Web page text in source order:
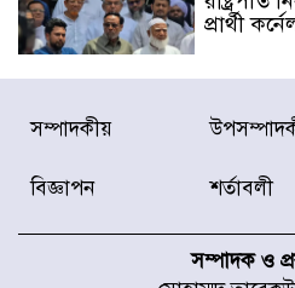
প্রার্থী
নতুন
উদ্যোগে
পরিষ্কার-
সম্পাদকীয়
বিজ্ঞাপন শর্তাবলী
সম্পাদক ও